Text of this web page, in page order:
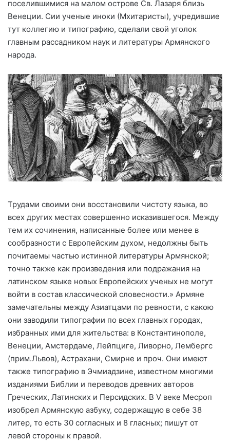
поселившимися на малом острове Св. Лазаря близь
Венеции. Сии ученые иноки (Мхитаристы), учредившие
тут коллегию и типографию, сделали свой уголок
главным рассадником наук и литературы Армянского
народа.
Трудами своими они восстановили чистоту языка, во
всех других местах совершенно исказившегося. Между
тем их сочинения, написанные более или менее в
сообразности с Европейским духом, недолжны быть
почитаемы частью истинной литературы Армянской;
точно также как произведения или подражания на
латинском языке новых Европейских ученых не могут
войти в состав классической словесности.» Армяне
замечательны между Азиатцами по ревности, с какою
они заводили типографии по всех главных городах,
избранных ими для жительства: в Константинополе,
Венеции, Амстердаме, Лейпциге, Ливорно, Лембергс
(прим.Львов), Астрахани, Смирне и проч. Они имеют
также типографию в Эчмиадзине, известном многими
изданиями Библии и переводов древних авторов
Греческих, Латинских и Персидских. В V веке Месроп
изобрел Армянскую азбуку, содержащую в себе 38
литер, то есть 30 согласных и 8 гласных; пишут от
левой стороны к правой.